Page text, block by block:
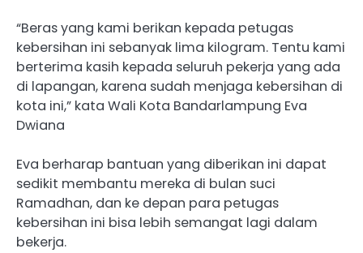
“Beras yang kami berikan kepada petugas
kebersihan ini sebanyak lima kilogram. Tentu kami
berterima kasih kepada seluruh pekerja yang ada
di lapangan, karena sudah menjaga kebersihan di
kota ini,” kata Wali Kota Bandarlampung Eva
Dwiana
Eva berharap bantuan yang diberikan ini dapat
sedikit membantu mereka di bulan suci
Ramadhan, dan ke depan para petugas
kebersihan ini bisa lebih semangat lagi dalam
bekerja.